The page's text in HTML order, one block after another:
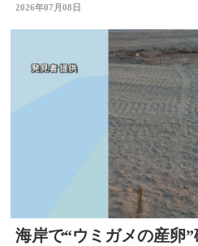
客の呼び込みも 大分
2026年07月08日
海岸で“ウミガメの産